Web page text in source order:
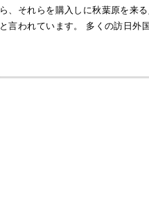
ら、それらを購入しに秋葉原を来
と言われています。 多くの訪日外